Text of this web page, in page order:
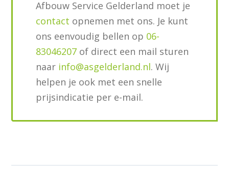
Afbouw Service Gelderland moet je
contact opnemen met ons. Je kunt
ons eenvoudig bellen op 06-
83046207 of direct een mail sturen
naar info@asgelderland.nl. Wij
helpen je ook met een snelle
prijsindicatie per e-mail.